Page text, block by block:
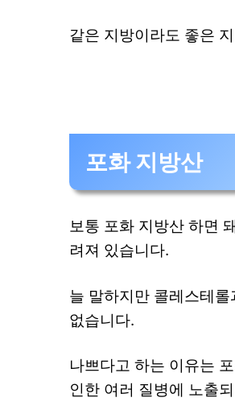
같은 지방이라도 좋은
포화 지방산
보통 포화 지방산 하면
려져 있습니다.
늘 말하지만 콜레스테
없습니다.
나쁘다고 하는 이유는
인한 여러 질병에 노출